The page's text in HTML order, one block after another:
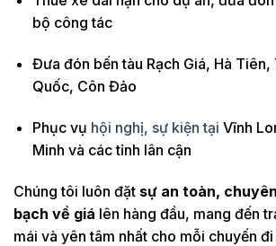
bộ công tác
Đưa đón bến tàu Rạch Giá, Hà Tiên,
Quốc, Côn Đảo
Phục vụ hội nghị, sự kiện tại Vĩnh
Minh và các tỉnh lân cận
Chúng tôi luôn đặt sự an toàn,
bạch về giá lên hàng đầu, mang đến
mái và yên tâm nhất cho mỗi chuyến